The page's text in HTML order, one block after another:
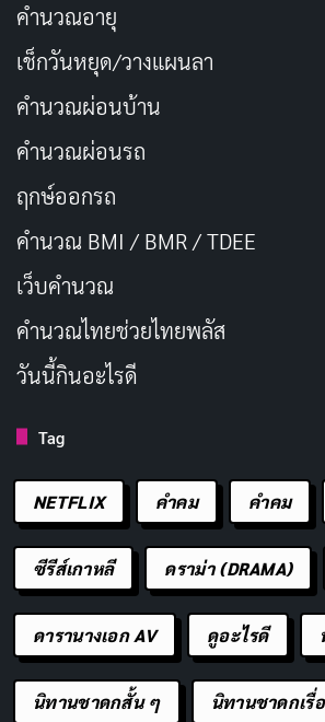
คำนวณอายุ
เช็กวันหยุด/วางแผนลา
คำนวณผ่อนบ้าน
คำนวณผ่อนรถ
ฤกษ์ออกรถ
คำนวณ BMI / BMR / TDEE
เว็บคํานวณ
คํานวณไทยช่วยไทยพลัส
วันนี้กินอะไรดี
Tag
NETFLIX คำคม คําคม
ซีรีส์เกาหลี ดราม่า (DRAMA)
ดารานางเอก AV ดูอะไรดี
นิทานชาดกสั้น ๆ นิทานชาดกเรื่